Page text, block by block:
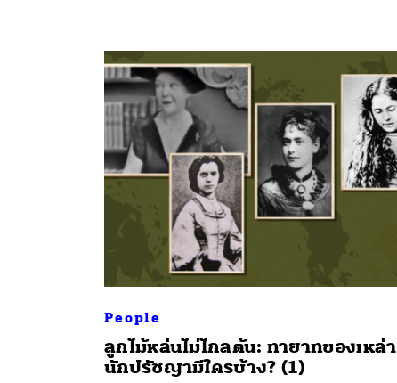
People
ลูกไม้หล่นไม่ไกลต้น: ทายาทของเหล่า
นักปรัชญามีใครบ้าง? (1)